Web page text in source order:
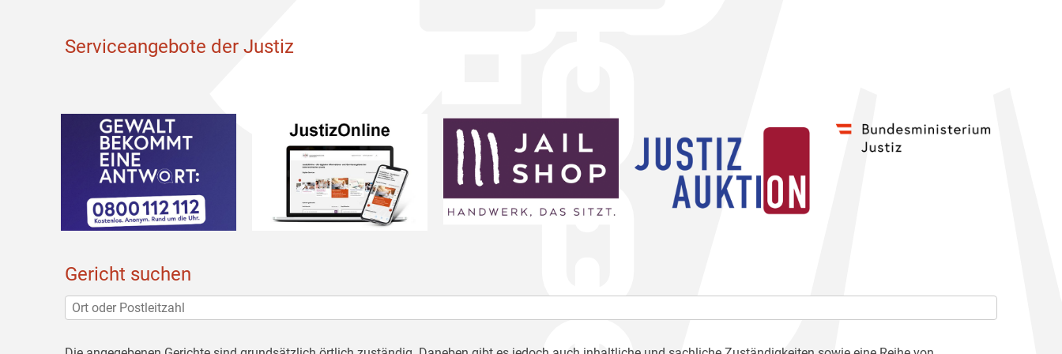
Serviceangebote der Justiz
Gericht suchen